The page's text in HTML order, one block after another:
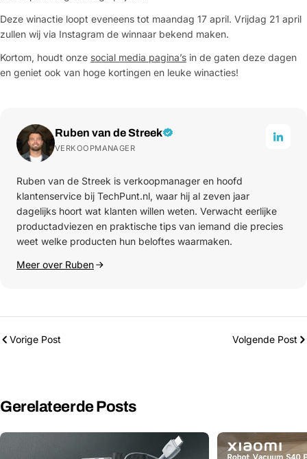
Deze winactie loopt eveneens tot maandag 17 april. Vrijdag 21 april
zullen wij via Instagram de winnaar bekend maken.
Kortom, houdt onze social media pagina’s in de gaten deze dagen
en geniet ook van hoge kortingen en leuke winacties!
Ruben van de Streek
VERKOOPMANAGER
Ruben van de Streek is verkoopmanager en hoofd
klantenservice bij TechPunt.nl, waar hij al zeven jaar
dagelijks hoort wat klanten willen weten. Verwacht eerlijke
productadviezen en praktische tips van iemand die precies
weet welke producten hun beloftes waarmaken.
Meer over Ruben
Vorige Post Volgende Post
Gerelateerde Posts